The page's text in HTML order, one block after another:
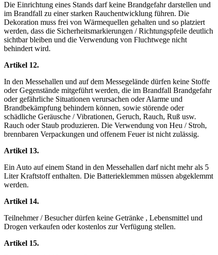
Die Einrichtung eines Stands darf keine Brandgefahr darstellen und
im Brandfall zu einer starken Rauchentwicklung führen. Die
Dekoration muss frei von Wärmequellen gehalten und so platziert
werden, dass die Sicherheitsmarkierungen / Richtungspfeile deutlich
sichtbar bleiben und die Verwendung von Fluchtwege nicht
behindert wird.
Artikel 12.
In den Messehallen und auf dem Messegelände dürfen keine Stoffe
oder Gegenstände mitgeführt werden, die im Brandfall Brandgefahr
oder gefährliche Situationen verursachen oder Alarme und
Brandbekämpfung behindern können, sowie störende oder
schädliche Geräusche / Vibrationen, Geruch, Rauch, Ruß usw.
Rauch oder Staub produzieren. Die Verwendung von Heu / Stroh,
brennbaren Verpackungen und offenem Feuer ist nicht zulässig.
Artikel 13.
Ein Auto auf einem Stand in den Messehallen darf nicht mehr als 5
Liter Kraftstoff enthalten. Die Batterieklemmen müssen abgeklemmt
werden.
Artikel 14.
Teilnehmer / Besucher dürfen keine Getränke , Lebensmittel und
Drogen verkaufen oder kostenlos zur Verfügung stellen.
Artikel 15.